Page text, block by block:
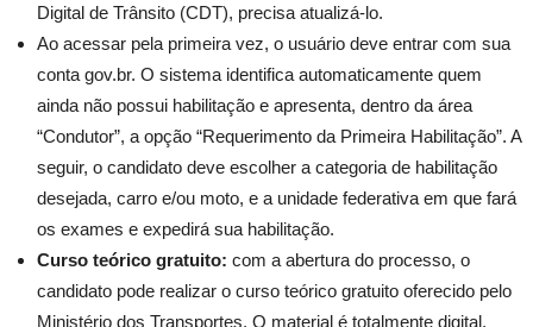
Digital de Trânsito (CDT), precisa atualizá-lo.
Ao acessar pela primeira vez, o usuário deve entrar com sua
conta gov.br. O sistema identifica automaticamente quem
ainda não possui habilitação e apresenta, dentro da área
“Condutor”, a opção “Requerimento da Primeira Habilitação”. A
seguir, o candidato deve escolher a categoria de habilitação
desejada, carro e/ou moto, e a unidade federativa em que fará
os exames e expedirá sua habilitação.
Curso teórico gratuito: com a abertura do processo, o
candidato pode realizar o curso teórico gratuito oferecido pelo
Ministério dos Transportes. O material é totalmente digital,